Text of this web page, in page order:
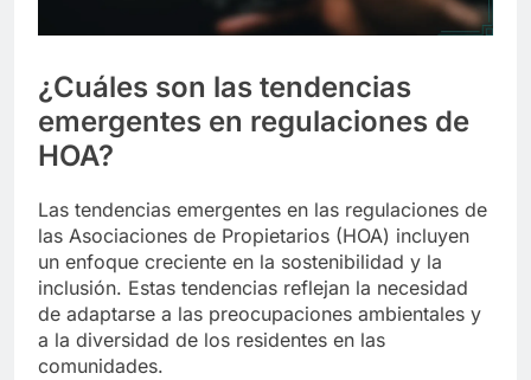
¿Cuáles son las tendencias
emergentes en regulaciones de
HOA?
Las tendencias emergentes en las regulaciones de
las Asociaciones de Propietarios (HOA) incluyen
un enfoque creciente en la sostenibilidad y la
inclusión. Estas tendencias reflejan la necesidad
de adaptarse a las preocupaciones ambientales y
a la diversidad de los residentes en las
comunidades.